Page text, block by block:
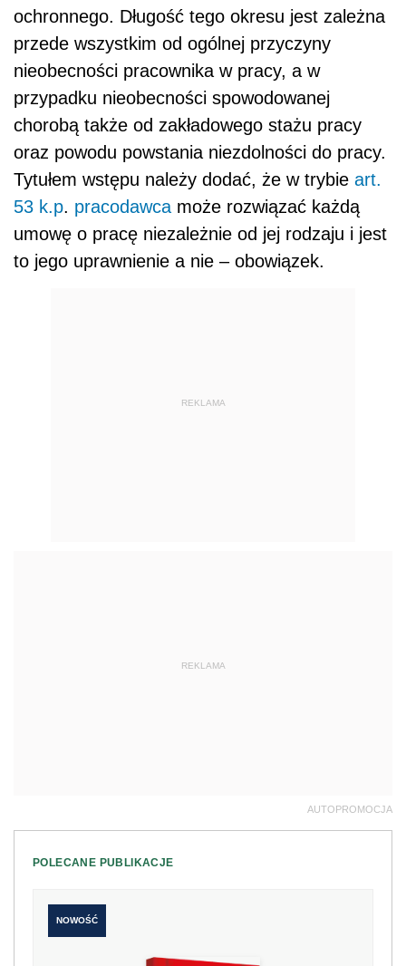
ochronnego. Długość tego okresu jest zależna
przede wszystkim od ogólnej przyczyny
nieobecności pracownika w pracy, a w
przypadku nieobecności spowodowanej
chorobą także od zakładowego stażu pracy
oraz powodu powstania niezdolności do pracy.
Tytułem wstępu należy dodać, że w trybie art.
53 k.p. pracodawca może rozwiązać każdą
umowę o pracę niezależnie od jej rodzaju i jest
to jego uprawnienie a nie – obowiązek.
REKLAMA
REKLAMA
AUTOPROMOCJA
POLECANE PUBLIKACJE
NOWOŚĆ